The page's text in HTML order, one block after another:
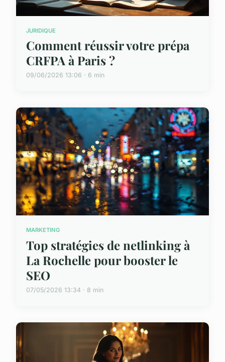
JURIDIQUE
Comment réussir votre prépa
CRFPA à Paris ?
09/06/2026 13:06 · 6 min
MARKETING
Top stratégies de netlinking à
La Rochelle pour booster le
SEO
07/05/2026 13:34 · 8 min